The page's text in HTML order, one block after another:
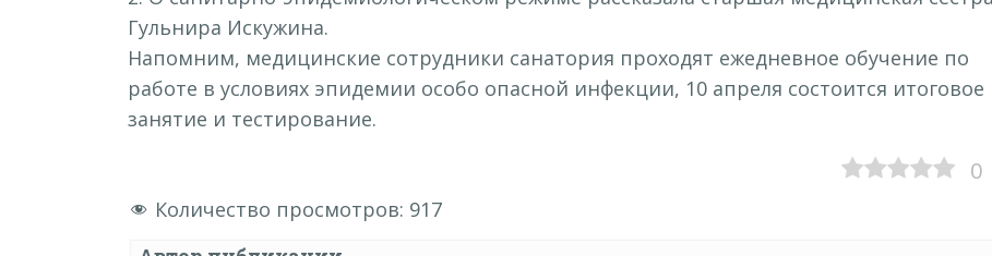
Гульнира Искужина.
Напомним, медицинские сотрудники санатория проходят ежедневное обучение по
работе в условиях эпидемии особо опасной инфекции, 10 апреля состоится итоговое
занятие и тестирование.
0
Количество просмотров: 917